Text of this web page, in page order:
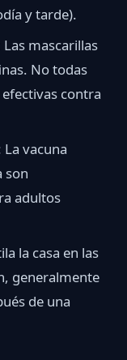
y tarde).
Las mascarillas
No todas
contra
La vacuna
son
adultos
la casa en las
generalmente
de una